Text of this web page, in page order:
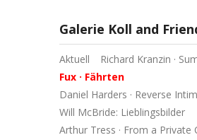
Galerie Koll and
Aktuell
Richard Kranzin ·
Fux · Fährten
Daniel Harders · Reverse
Will McBride: Lieblingsbilder
Arthur Tress · From a Private